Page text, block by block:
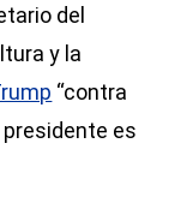
del
y la
“contra
presidente es